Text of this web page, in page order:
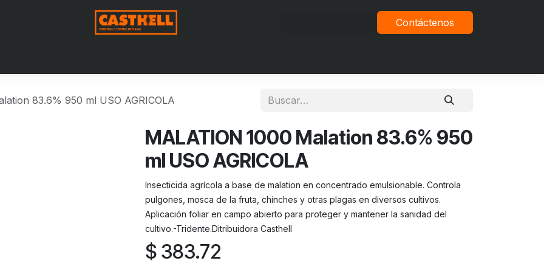
Contáctenos
83.6% 950 ml USO AGRICOLA
MALATION 1000 Malation 83.6% 950
ml USO AGRICOLA
Insecticida agrícola a base de malation en concentrado emulsionable. Controla
pulgones, mosca de la fruta, chinches y otras plagas en diversos cultivos.
Aplicación foliar en campo abierto para proteger y mantener la sanidad del
cultivo.-Tridente.Ditribuidora Casthell
$ 383.72